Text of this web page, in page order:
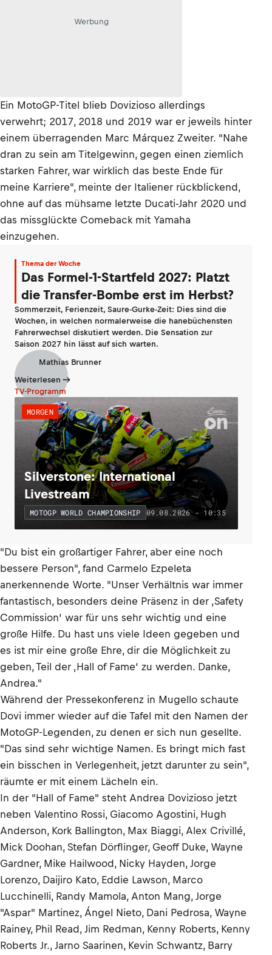
Werbung
Ein MotoGP-Titel blieb Dovizioso allerdings
verwehrt; 2017, 2018 und 2019 war er jeweils hinter
einem überragenden Marc Márquez Zweiter. "Nahe
dran zu sein am Titelgewinn, gegen einen ziemlich
starken Fahrer, war wirklich das beste Ende für
meine Karriere", meinte der Italiener rückblickend,
ohne auf das mühsame letzte Ducati-Jahr 2020 und
das missglückte Comeback mit Yamaha
einzugehen.
Thema der Woche
Das Formel-1-Startfeld 2027: Platzt
die Transfer-Bombe erst im Herbst?
Sommerzeit, Ferienzeit, Saure-Gurke-Zeit: Dies sind die
Wochen, in welchen normalerweise die hanebüchensten
Fahrerwechsel diskutiert werden. Die Sensation zur
Saison 2027 hin lässt auf sich warten.
Mathias Brunner
Weiterlesen
TV-Programm
MORGEN
Silverstone: International
Livestream
MOTOGP WORLD CHAMPIONSHIP 09.08.2026 - 10:35
"Du bist ein großartiger Fahrer, aber eine noch
bessere Person", fand Carmelo Ezpeleta
anerkennende Worte. "Unser Verhältnis war immer
fantastisch, besonders deine Präsenz in der ‚Safety
Commission‘ war für uns sehr wichtig und eine
große Hilfe. Du hast uns viele Ideen gegeben und
es ist mir eine große Ehre, dir die Möglichkeit zu
geben, Teil der ‚Hall of Fame‘ zu werden. Danke,
Andrea."
Während der Pressekonferenz in Mugello schaute
Dovi immer wieder auf die Tafel mit den Namen der
MotoGP-Legenden, zu denen er sich nun gesellte.
"Das sind sehr wichtige Namen. Es bringt mich fast
ein bisschen in Verlegenheit, jetzt darunter zu sein",
räumte er mit einem Lächeln ein.
In der "Hall of Fame" steht Andrea Dovizioso jetzt
neben Valentino Rossi, Giacomo Agostini, Hugh
Anderson, Kork Ballington, Max Biaggi, Alex Crivillé,
Mick Doohan, Stefan Dörflinger, Geoff Duke, Wayne
Gardner, Mike Hailwood, Nicky Hayden, Jorge
Lorenzo, Daijiro Kato, Eddie Lawson, Marco
Lucchinelli, Randy Mamola, Anton Mang, Jorge
"Aspar" Martinez, Ángel Nieto, Dani Pedrosa, Wayne
Rainey, Phil Read, Jim Redman, Kenny Roberts, Kenny
Roberts Jr., Jarno Saarinen, Kevin Schwantz, Barry